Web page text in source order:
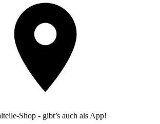
Shop - gibt’s auch als App!